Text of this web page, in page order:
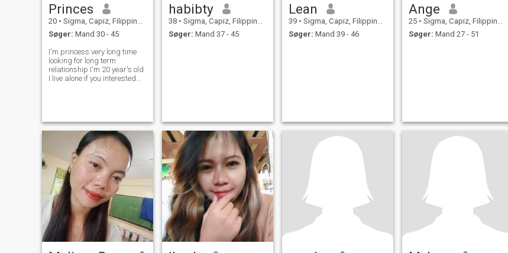
Princes
20 • Sigma, Capiz, Filippinerne
Søger: Mand 30 - 45
I'm princess very long time
looking for long term
relationship I'm 20 year's old
I live alone if you interested
habibty
38 • Sigma, Capiz, Filippinerne
Søger: Mand 37 - 45
Lean
39 • Sigma, Capiz, Filippinerne
Søger: Mand 39 - 46
Ange
25 • Sigma, Capiz, Filippinerne
Søger: Mand 27 - 51